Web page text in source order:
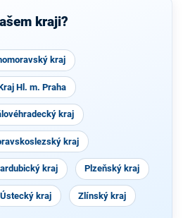
kraji?
kraj
Hl. m. Praha
kraj
kraj
kraj Plzeňský kraj
Ústecký kraj Zlínský kraj